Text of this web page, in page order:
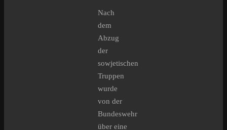
Nach
dem
Abzug
der
sowjetischen
Truppen
wurde
von der
Bundeswehr
über eine